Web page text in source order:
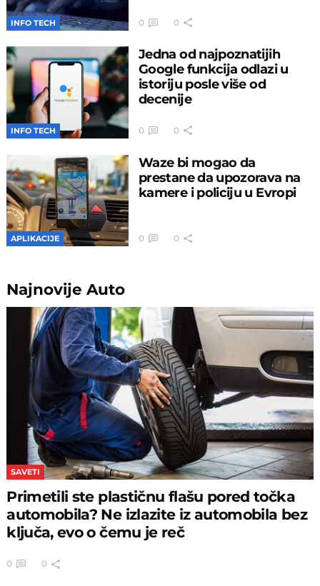
INFO TECH 0 0
INFO TECH
Jedna od najpoznatijih
Google funkcija odlazi u
istoriju posle više od
decenije
0 0
APLIKACIJE
Waze bi mogao da
prestane da upozorava na
kamere i policiju u Evropi
0 0
NajnovijeAuto
SAVETI
Primetili ste plastičnu flašu pored točka
automobila? Ne izlazite iz automobila bez
ključa, evo o čemu je reč
0 0